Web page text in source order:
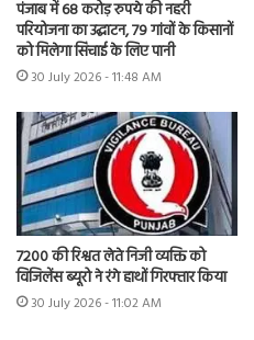
पंजाब में 68 करोड़ रुपये की नहरी
परियोजना का उद्घाटन, 79 गांवों के किसानों
को मिलेगा सिंचाई के लिए पानी
30 July 2026 - 11:48 AM
7200 की रिश्वत लेते निजी व्यक्ति को
विजिलेंस ब्यूरो ने रंगे हाथों गिरफ्तार किया
30 July 2026 - 11:02 AM